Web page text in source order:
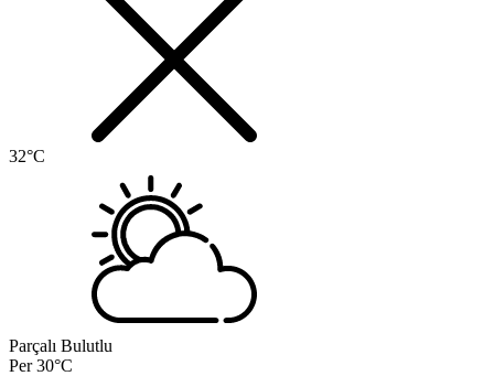
32°C
Parçalı Bulutlu
Per 30°C